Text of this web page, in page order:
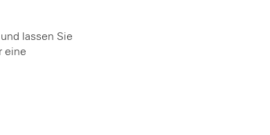
lassen Sie
eine